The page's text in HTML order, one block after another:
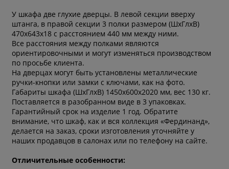
У шкафа две глухие дверцы. В левой секции вверху
штанга, в правой секции 3 полки размером (ШхГлхВ)
470х643х18 с расстоянием 440 мм между ними.
Все расстояния между полками являются
ориентировочными и могут изменяться производством
по просьбе клиента.
На дверцах могут быть установлены металлические
ручки-кнопки или замки с ключами, как на фото.
Габариты шкафа (ШхГлхВ) 1450х600х2020 мм, вес 130 кг.
Поставляется в разобранном виде в 3 упаковках.
Гарантийный срок на изделие 1 год. Обратите
внимание, что шкаф, как и вся коллекция «Фердинанд»,
делается на заказ, сроки изготовления уточняйте у
наших продавцов в салонах или по телефону на сайте.
Отличительные особенности: